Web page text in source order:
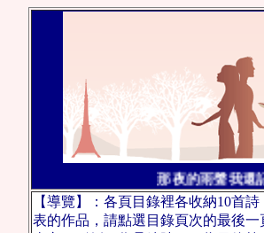
那夜的雨聲我還
【導覽】：各頁目錄裡各收納10首
表的作品，請點選目錄頁次的最後